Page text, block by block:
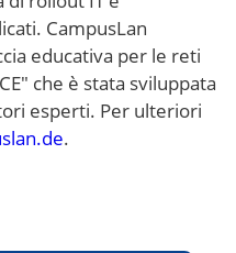
CampusLan
educativa per le reti
che è stata sviluppata
esperti. Per ulteriori
.